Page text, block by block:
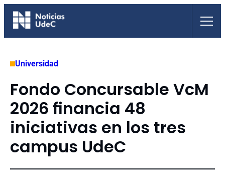
Saltar
Universidad
Fondo Concursable VcM
2026 financia 48
iniciativas en los tres
campus UdeC